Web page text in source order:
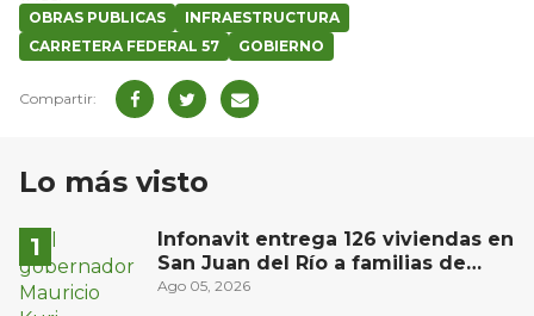
OBRAS PUBLICAS
INFRAESTRUCTURA
CARRETERA FEDERAL 57
GOBIERNO
Lo más visto
Infonavit entrega 126 viviendas en
San Juan del Río a familias de
bajos ingresos
Ago 05, 2026